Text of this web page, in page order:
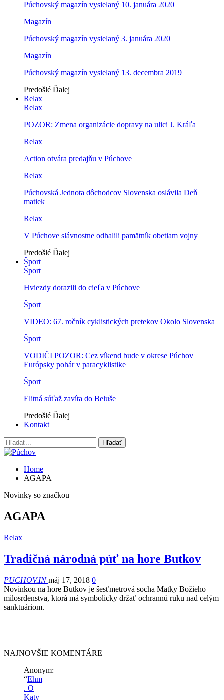
Púchovský magazín vysielaný 10. januára 2020
Magazín
Púchovský magazín vysielaný 3. januára 2020
Magazín
Púchovský magazín vysielaný 13. decembra 2019
Predošlé Ďalej
Relax
Relax
POZOR: Zmena organizácie dopravy na ulici J. Kráľa
Relax
Action otvára predajňu v Púchove
Relax
Púchovská Jednota dôchodcov Slovenska oslávila Deň
matiek
Relax
V Púchove slávnostne odhalili pamätník obetiam vojny
Predošlé Ďalej
Šport
Šport
Hviezdy dorazili do cieľa v Púchove
Šport
VIDEO: 67. ročník cyklistických pretekov Okolo Slovenska
Šport
VODIČI POZOR: Cez víkend bude v okrese Púchov
Európsky pohár v paracyklistike
Šport
Elitná súťaž zavíta do Beluše
Predošlé Ďalej
Kontakt
Home
AGAPA
Novinky so značkou
AGAPA
Relax
Tradičná národná púť na hore Butkov
PUCHOV.INmáj 17, 2018 0
Novinkou na hore Butkov je šesťmetrová socha Matky Božieho
milosrdenstva, ktorá má symbolicky držať ochrannú ruku nad celým
sanktuáriom.
NAJNOVŠIE KOMENTÁRE
Anonym:
“Ehm
. O
Katy